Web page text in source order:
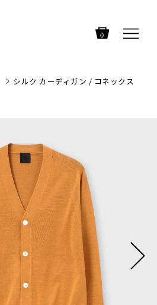
0
シルク カーディガン / コネックス